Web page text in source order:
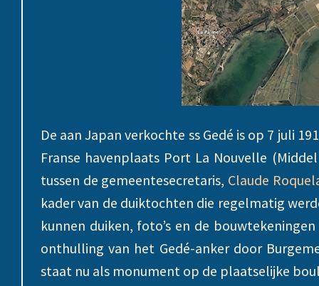
De aan Japan verkochte ss Gedé is op 7 juli
Franse havenplaats Port La Nouvelle
tussen de gemeentesecretaris, Claude
kader van de duiktochten die regelmatig
kunnen duiken, foto’s en de
onthulling van het Gedé-anker door
staat nu als monument op de plaatselijke